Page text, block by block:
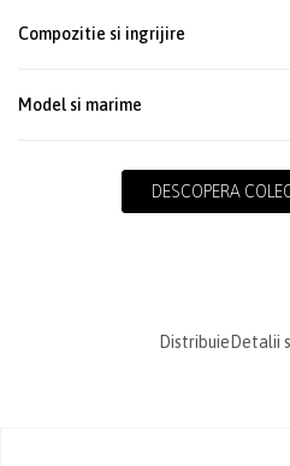
Compozitie si ingrijire
Model si marime
DESCOPERA
Distribuie Detalii